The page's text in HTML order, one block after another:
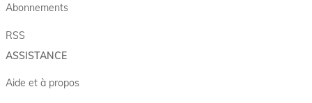
Abonnements
RSS
ASSISTANCE
Aide et à propos